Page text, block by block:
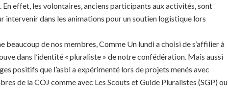
En effet, les volontaires, anciens participants aux activités, sont
intervenir dans les animations pour un soutien logistique lors
beaucoup de nos membres, Comme Un lundi a choisi de s’affilier à
dans l’identité « pluraliste » de notre confédération. Mais aussi
positifs que l’asbl a expérimenté lors de projets menés avec
de la COJ comme avec Les Scouts et Guide Pluralistes (SGP) ou